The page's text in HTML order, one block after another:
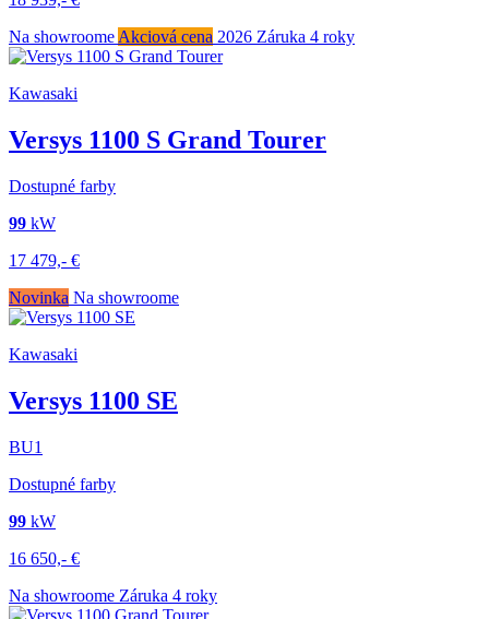
Na showroome Akciová cena 2026 Záruka 4 roky
Kawasaki
Versys 1100 S Grand Tourer
Dostupné farby
99 kW
17 479,- €
Novinka Na showroome
Kawasaki
Versys 1100 SE
BU1
Dostupné farby
99 kW
16 650,- €
Na showroome Záruka 4 roky